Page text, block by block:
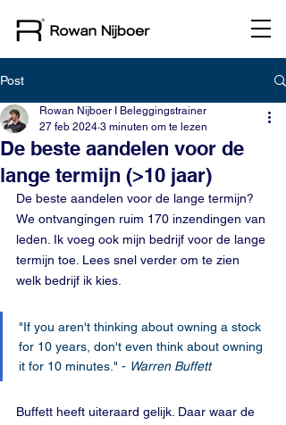
Post
De beste aandelen voor de
lange termijn (>10 jaar)
Rowan Nijboer I Beleggingstrainer
27 feb 2024 3 minuten om te lezen
De beste aandelen voor de lange termijn?
We ontvangingen ruim 170 inzendingen van
leden. Ik voeg ook mijn bedrijf voor de lange
termijn toe. Lees snel verder om te zien
welk bedrijf ik kies.
"If you aren't thinking about owning a stock
for 10 years, don't even think about owning
it for 10 minutes." - Warren Buffett
Buffett heeft uiteraard gelijk. Daar waar de